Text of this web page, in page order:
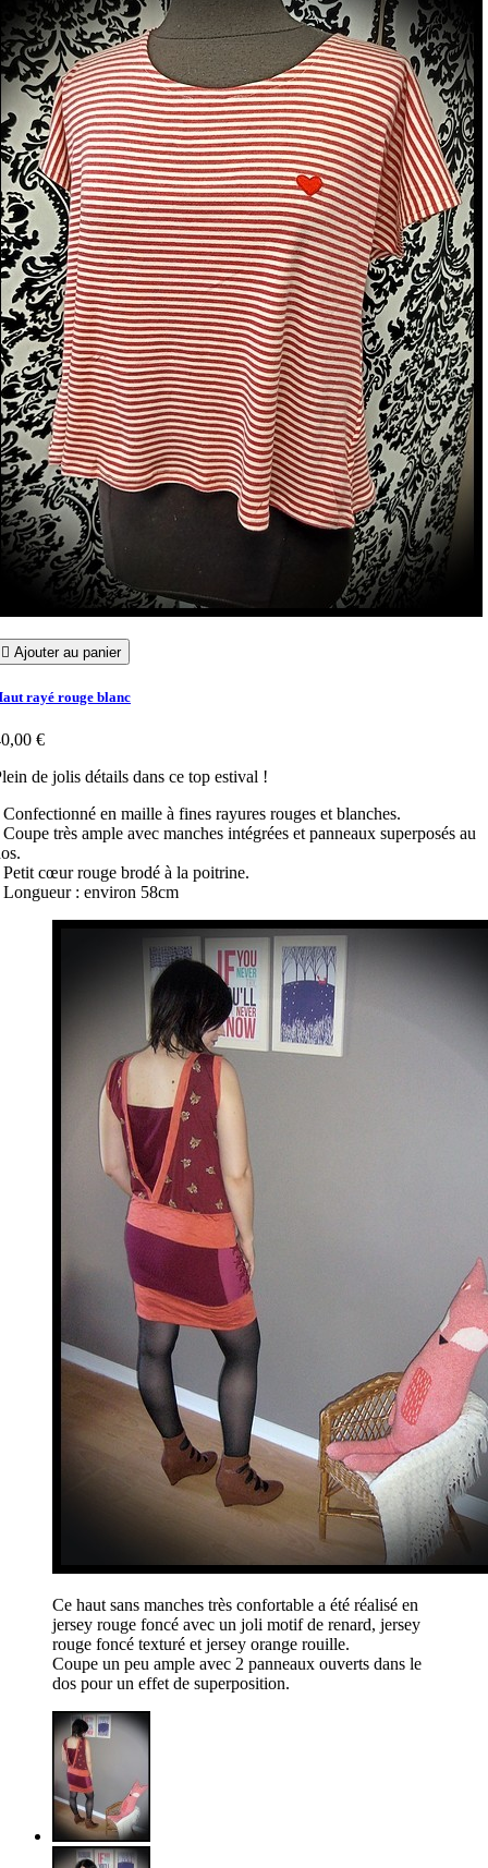
 Ajouter au panier
rayé rouge blanc
€
de jolis détails dans ce top estival !
Confectionné en maille à fines rayures rouges et blanches.
Coupe très ample avec manches intégrées et panneaux superposés au
Petit cœur rouge brodé à la poitrine.
Longueur : environ 58cm
Ce haut sans manches très confortable a été réalisé en
jersey rouge foncé avec un joli motif de renard, jersey
rouge foncé texturé et jersey orange rouille.
Coupe un peu ample avec 2 panneaux ouverts dans le
dos pour un effet de superposition.